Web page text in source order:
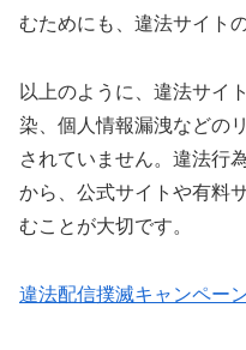
むためにも、違法サイト
以上のように、違法サイ
染、個人情報漏洩などの
されていません。違法行
から、公式サイトや有料
むことが大切です。
違法配信撲滅キャンペー